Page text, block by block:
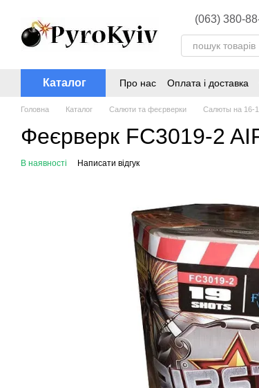
(063) 380-
Каталог Про нас Оплата і доставка
Головна Каталог Салюти та феєрверки Салюты на 16-
Феєрверк FC3019-2
В наявності Написати відгук